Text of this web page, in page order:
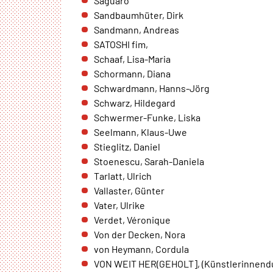
Sandbaumhüter, Dirk
Sandmann, Andreas
SATOSHI fim,
Schaaf, Lisa-Maria
Schormann, Diana
Schwardmann, Hanns-Jörg
Schwarz, Hildegard
Schwermer-Funke, Liska
Seelmann, Klaus-Uwe
Stieglitz, Daniel
Stoenescu, Sarah-Daniela
Tarlatt, Ulrich
Vallaster, Günter
Vater, Ulrike
Verdet, Véronique
Von der Decken, Nora
von Heymann, Cordula
VON WEIT HER(GEHOLT],
Um Inhalte von Videoplattformen und Social Media
Plattformen anzeigen zu können, werden von diesen
externen Medien Cookies gesetzt.
Google Maps und Google Fonts
Name:
_ga, _gid, _gat_*, test_cookie
Anbieter:
Google Ireland Limited Gordon
House, Barrow Street Dublin 4
Irland
Zweck:
Anzeige von Google Maps Karten
Cookie
Laufzeit:
1 Tag, _ga 2 Jahre